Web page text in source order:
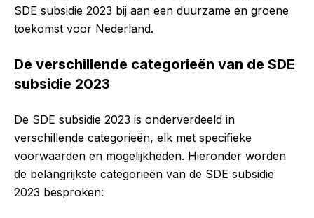
SDE subsidie 2023 bij aan een duurzame en groene
toekomst voor Nederland.
De verschillende categorieën van de SDE
subsidie 2023
De SDE subsidie 2023 is onderverdeeld in
verschillende categorieën, elk met specifieke
voorwaarden en mogelijkheden. Hieronder worden
de belangrijkste categorieën van de SDE subsidie
2023 besproken: